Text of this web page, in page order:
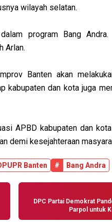
wilayah selatan.
program Bang Andra.
Arlan.
Banten akan
kabupaten dan kota juga
APBD kabupaten dan
demi kesejahteraan
Banten # Bang Andra
DPC Partai Demokrat
Parpol untuk